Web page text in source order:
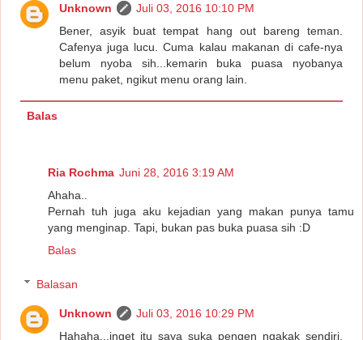
Unknown
Juli 03, 2016 10:10 PM
Bener, asyik buat tempat hang out bareng teman.
Cafenya juga lucu. Cuma kalau makanan di cafe-nya
belum nyoba sih...kemarin buka puasa nyobanya
menu paket, ngikut menu orang lain.
Balas
Ria Rochma Juni 28, 2016 3:19 AM
Ahaha..
Pernah tuh juga aku kejadian yang makan punya tamu
yang menginap. Tapi, bukan pas buka puasa sih :D
Balas
Balasan
Unknown
Juli 03, 2016 10:29 PM
Hahaha...inget itu saya suka pengen ngakak sendiri.